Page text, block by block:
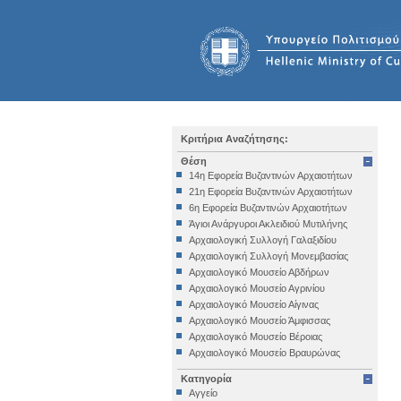
Κριτήρια Αναζήτησης:
Θέση
14η Εφορεία Βυζαντινών Αρχαιοτήτων
21η Εφορεία Βυζαντινών Αρχαιοτήτων
6η Εφορεία Βυζαντινών Αρχαιοτήτων
Άγιοι Ανάργυροι Ακλειδιού Μυτιλήνης
Αρχαιολογική Συλλογή Γαλαξιδίου
Αρχαιολογική Συλλογή Μονεμβασίας
Αρχαιολογικό Μουσείο Αβδήρων
Αρχαιολογικό Μουσείο Αγρινίου
Αρχαιολογικό Μουσείο Αίγινας
Αρχαιολογικό Μουσείο Άμφισσας
Αρχαιολογικό Μουσείο Βέροιας
Αρχαιολογικό Μουσείο Βραυρώνας
Αρχαιολογικό Μουσείο Δελφών
Αρχαιολογικό Μουσείο Ηγουμενίτσας
Κατηγορία
Αγγείο